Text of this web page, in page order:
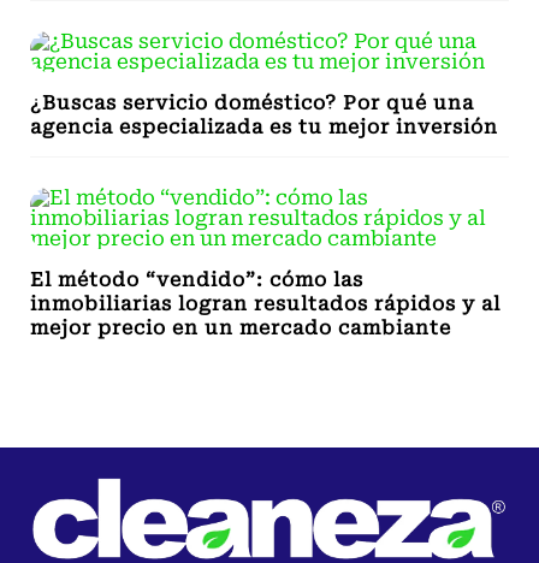
¿Buscas servicio doméstico? Por qué una
agencia especializada es tu mejor inversión
El método “vendido”: cómo las
inmobiliarias logran resultados rápidos y al
mejor precio en un mercado cambiante